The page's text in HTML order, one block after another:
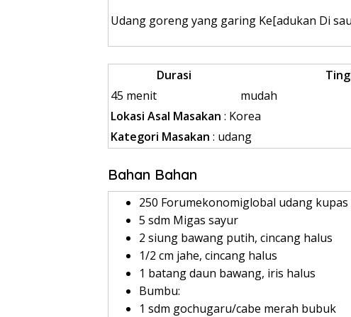
Udang goreng yang garing Ke[adukan Di
Durasi
45 menit
mudah
Lokasi Asal Masakan : Korea
Kategori Masakan : udang
Bahan Bahan
250 Forumekonomiglobal udang
5 sdm Migas sayur
2 siung bawang putih, cincang halus
1/2 cm jahe, cincang halus
1 batang daun bawang, iris halus
Bumbu:
1 sdm gochugaru/cabe merah bubuk